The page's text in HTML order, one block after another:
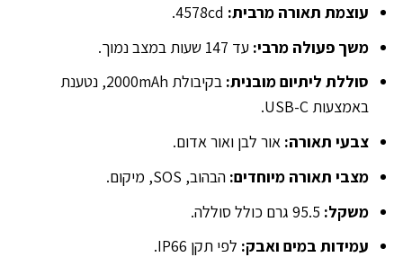
עוצמת תאורה מרבית:
משך פעולה מרבי: עד 147 שעות במצב נמוך.
סוללת ליתיום מובנית:
בקיבולת 2000mAh, נטענת
באמצעות USB-C.
צבעי תאורה: אור לבן ואור אדום.
מצבי תאורה מיוחדים: הבהוב, SOS, מיקום.
משקל:
עמידות במים ואבק: לפי תקן IP66.